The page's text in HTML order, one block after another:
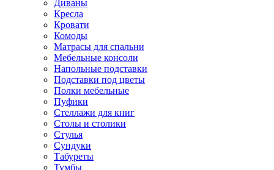
Диваны
Кресла
Кровати
Комоды
Матрасы для спальни
Мебельные консоли
Напольные подставки
Подставки под цветы
Полки мебельные
Пуфики
Стеллажи для книг
Столы и столики
Стулья
Сундуки
Табуреты
Тумбы